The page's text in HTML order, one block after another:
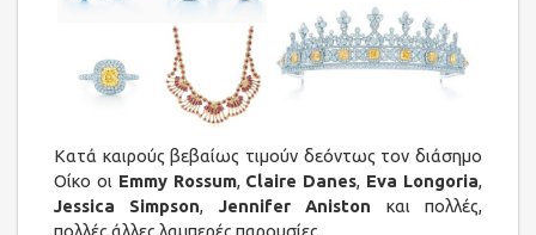
Κατά καιρούς βεβαίως τιμούν δεόντως τον διάσημο
Οίκο οι Emmy Rossum, Claire Danes, Eva Longoria,
Jessica Simpson, Jennifer Aniston και πολλές,
πολλές άλλες λαμπερές παρουσίες.